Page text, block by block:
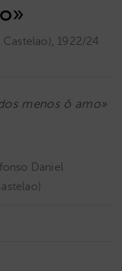
, 1922/24
menos ô amo»
Daniel